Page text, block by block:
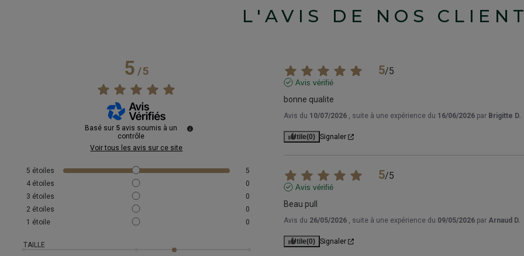
L'AVIS DE NOS
5/5
Basé sur 5 avis soumis à un
contrôle
Voir tous les avis sur ce site
5 étoiles
5
4 étoiles
0
3 étoiles
0
2 étoiles
0
1 étoile 0
TAILLE
5/5
Avis vérifié
bonne qualite
Avis du 10/07/2026 , suite à une expérience du 16/06/2026 par Brigitte D.
Utile(0) Signaler
5/5
Avis vérifié
Beau pull
Avis du 26/05/2026 , suite à une expérience du 09/05/2026 par Arnaud D.
Utile(0) Signaler